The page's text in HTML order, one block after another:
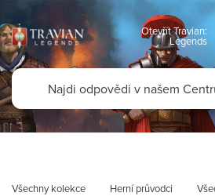
Otevřít Travian:
Legends
Všechny kolekce Herní průvodci